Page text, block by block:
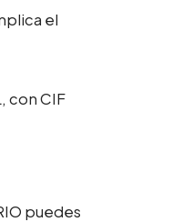
el
con CIF
puedes